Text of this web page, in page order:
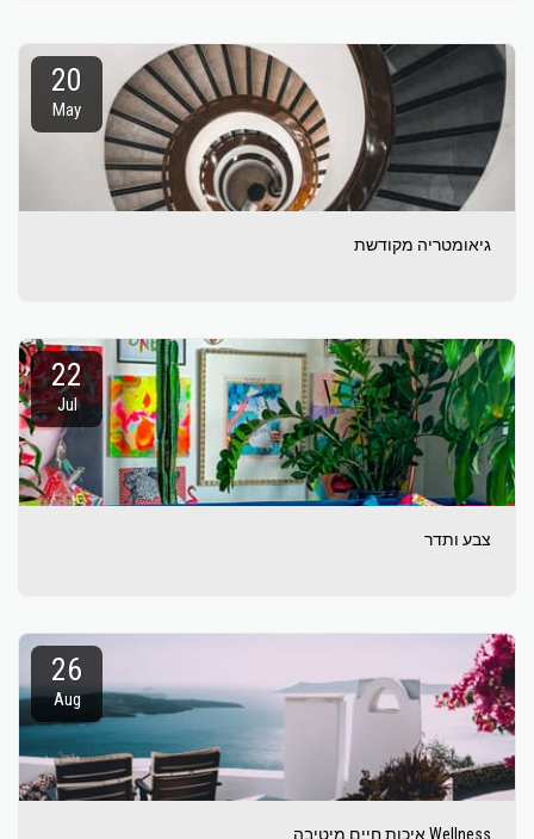
20
May
גיאומטריה מקודשת
22
Jul
צבע ותדר
26
Aug
Wellness איכות חיים מיטיבה